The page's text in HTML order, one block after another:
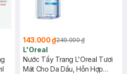
143.000 ₫249.000 ₫
L'Oreal
Nước Tẩy Trang L'Oreal Tươi
Mát Cho Da Dầu, Hỗn Hợp